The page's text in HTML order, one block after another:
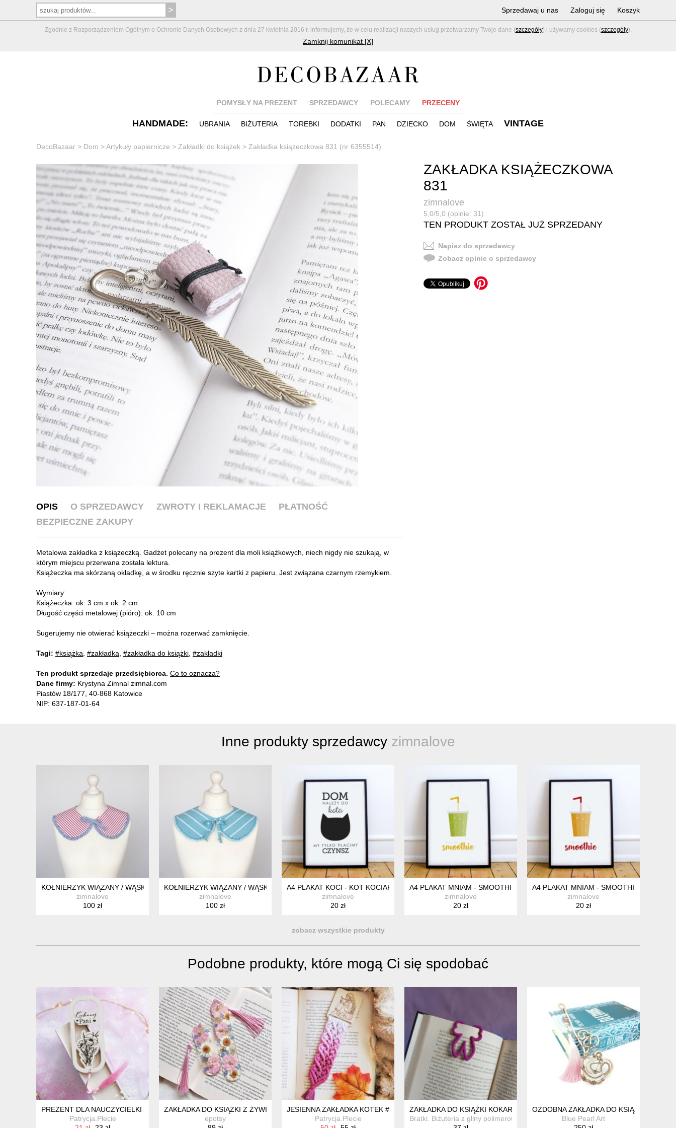
Zgodnie z Rozporządzeniem Ogólnym o Ochronie Danych Osobowych z dnia 27 kwietnia 2016 r. informujemy, że w celu realizacji naszych usług przetwarzamy Twoje dane (szczegóły) i używamy cookies (szczegóły).
Zamknij komunikat [X]
Sprzedawaj u nas Zaloguj się Koszyk
POMYSŁY NA PREZENT SPRZEDAWCY POLECAMY PRZECENY
HANDMADE: UBRANIA BIŻUTERIA TOREBKI DODATKI PAN DZIECKO DOM ŚWIĘTA VINTAGE
DecoBazaar > Dom >Artykuły papiernicze > Zakładki do książek > Zakładka książeczkowa 831 (nr 6355514)
ZAKŁADKA KSIĄŻECZKOWA
831
zimnalove
5,0/5,0 (opinie: 31)
TEN PRODUKT ZOSTAŁ JUŻ SPRZEDANY
Napisz do sprzedawcy
Zobacz opinie o sprzedawcy
OPIS O SPRZEDAWCY ZWROTY I REKLAMACJE
PŁATNOŚĆ
BEZPIECZNE ZAKUPY
Metalowa zakładka z książeczką. Gadżet polecany na prezent dla moli książkowych, niech nigdy nie szukają, w
którym miejscu przerwana została lektura.
Książeczka ma skórzaną okładkę, a w środku ręcznie szyte kartki z papieru. Jest związana czarnym rzemykiem.
Wymiary:
Książeczka: ok. 3 cm x ok. 2 cm
Długość części metalowej (pióro): ok. 10 cm
Sugerujemy nie otwierać książeczki – można rozerwać zamknięcie.
Tagi: #książka #zakładka #zakładka do książki #zakładki
Ten produkt sprzedaje przedsiębiorca. Co to oznacza?
Dane firmy: Krystyna Zimnal zimnal.com
Piastów 18/177, 40-868 Katowice
NIP: 637-187-01-64
Inne produkty sprzedawcy zimnalove
KOŁNIERZYK WIĄZANY / WĄSKI / 042
zimnalove
100 zł
KOŁNIERZYK WIĄZANY / WĄSKI / 047
zimnalove
100 zł
A4 PLAKAT KOCI - KOT KOCIARA 02 BIAŁY
zimnalove
20 zł
A4 PLAKAT MNIAM - SMOOTHIE KIWI
zimnalove
20 zł
A4 PLAKAT MNIAM - SMOOTHIE
zimnalove
20 zł
zobacz wszystkie produkty
Podobne produkty, które mogą Ci się spodobać
PREZENT DLA NAUCZYCIELKI - ZAKŁADKA Z CHWOSTEM | KONIEC ROKU SZKOLNEGO
Patrycja.Plecie
ZAKŁADKA DO KSIĄŻKI Z ŻYWICY SUSZONE KWIATY PINK CLOUD
epotsy
JESIENNA ZAKŁADKA KOTEK #2 | MAKRAMOWA ZAKŁADKA RĘCZNIE BARWIONA
Patrycja.Plecie
ZAKŁADKA DO KSIĄŻKI KOKARDKA
Bratki. Biżuteria z gliny polimerowej
OZDOBNA ZAKŁADKA DO KSIĄŻKI Z
Blue Pearl Art